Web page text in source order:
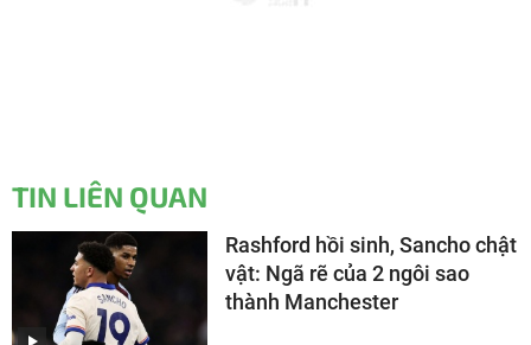
TIN LIÊN QUAN
Rashford hồi sinh, Sancho chật
vật: Ngã rẽ của 2 ngôi sao
thành Manchester